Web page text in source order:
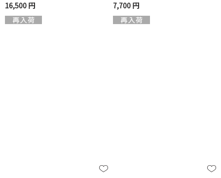
16,500 円 7,700 円